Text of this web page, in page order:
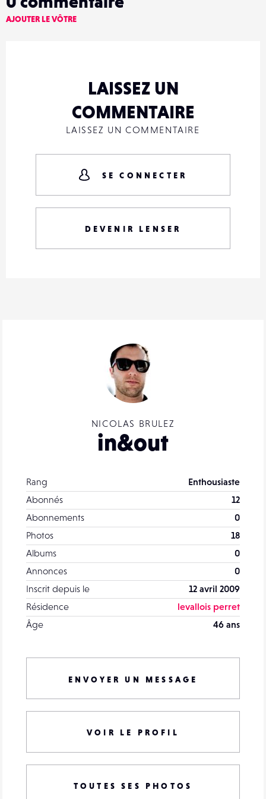
NICOLAS BRULEZ
in&out
Rang
Enthousiaste
Abonnés
12
Abonnements
0
Photos
18
Albums
0
Annonces
0
Inscrit depuis le
12 avril 2009
Résidence
levallois perret
Âge
46 ans
ENVOYER UN MESSAGE
VOIR LE PROFIL
TOUTES SES PHOTOS
AJOUTER LE VÔTRE
LAISSEZ UN
COMMENTAIRE
LAISSEZ UN COMMENTAIRE
SE CONNECTER
DEVENIR LENSER